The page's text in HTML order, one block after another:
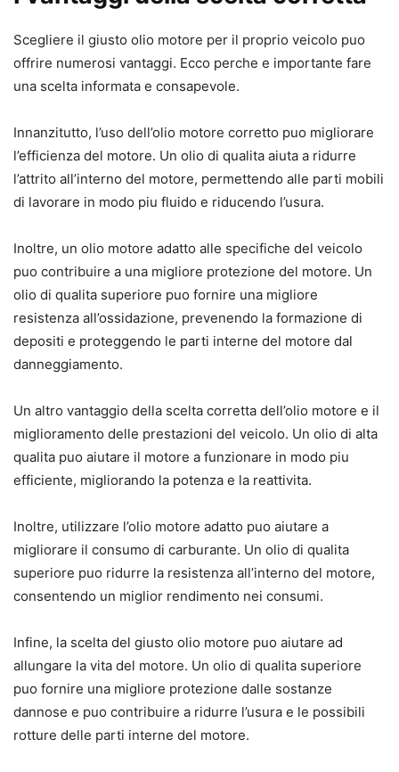
Scegliere il giusto olio motore per il proprio veicolo puo
offrire numerosi vantaggi. Ecco perche e importante fare
una scelta informata e consapevole.
Innanzitutto, l’uso dell’olio motore corretto puo migliorare
l’efficienza del motore. Un olio di qualita aiuta a ridurre
l’attrito all’interno del motore, permettendo alle parti mobili
di lavorare in modo piu fluido e riducendo l’usura.
Inoltre, un olio motore adatto alle specifiche del veicolo
puo contribuire a una migliore protezione del motore. Un
olio di qualita superiore puo fornire una migliore
resistenza all’ossidazione, prevenendo la formazione di
depositi e proteggendo le parti interne del motore dal
danneggiamento.
Un altro vantaggio della scelta corretta dell’olio motore e il
miglioramento delle prestazioni del veicolo. Un olio di alta
qualita puo aiutare il motore a funzionare in modo piu
efficiente, migliorando la potenza e la reattivita.
Inoltre, utilizzare l’olio motore adatto puo aiutare a
migliorare il consumo di carburante. Un olio di qualita
superiore puo ridurre la resistenza all’interno del motore,
consentendo un miglior rendimento nei consumi.
Infine, la scelta del giusto olio motore puo aiutare ad
allungare la vita del motore. Un olio di qualita superiore
puo fornire una migliore protezione dalle sostanze
dannose e puo contribuire a ridurre l’usura e le possibili
rotture delle parti interne del motore.